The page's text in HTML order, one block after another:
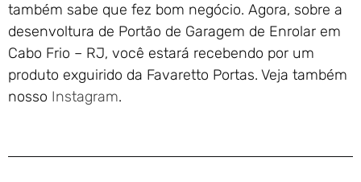
também sabe que fez bom negócio. Agora, sobre a
desenvoltura de Portão de Garagem de Enrolar em
Cabo Frio – RJ, você estará recebendo por um
produto exguirido da Favaretto Portas. Veja também
nosso Instagram.